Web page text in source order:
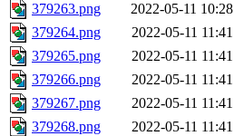
379263.png
2022-05-11 10:28
379264.png
2022-05-11 11:41
379265.png
2022-05-11 11:41
379266.png
2022-05-11 11:41
379267.png
2022-05-11 11:41
379268.png
2022-05-11 11:41